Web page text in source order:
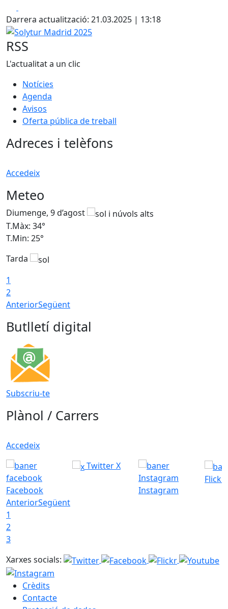
Darrera actualització: 21.03.2025 | 13:18
Solytur Madrid 2025
RSS
L'actualitat a un clic
Notícies
Agenda
Avisos
Oferta pública de treball
Adreces i telèfons
Accedeix
Meteo
Diumenge, 9 d’agost
T.Màx: 34°
T.Min: 25°
Tarda
1
2
AnteriorSegüent
Butlletí digital
Subscriu-te
Plànol / Carrers
Accedeix
Facebook
Twitter X
Instagram
Flickr
AnteriorSegüent
1
2
3
Xarxes socials:
Crèdits
Contacte